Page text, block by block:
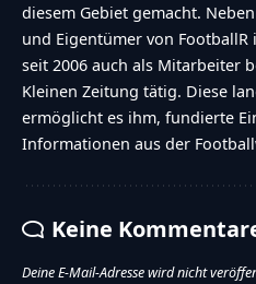
diesem Gebiet gemacht.
und Eigentümer von FootballR
seit 2006 auch als Mitarbeiter
Kleinen Zeitung tätig. Diese
ermöglicht es ihm, fundierte
Informationen aus der
Keine
Deine E-Mail-Adresse wird nicht